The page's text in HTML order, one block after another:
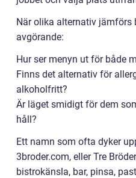
När olika alternativ jämförs
avgörande:
Hur ser menyn ut för både
Finns det alternativ för
alkoholfritt?
Är läget smidigt för dem
håll?
Ett namn som ofta dyker
3broder.com, eller Tre
bistrokänsla, bar, pinsa,